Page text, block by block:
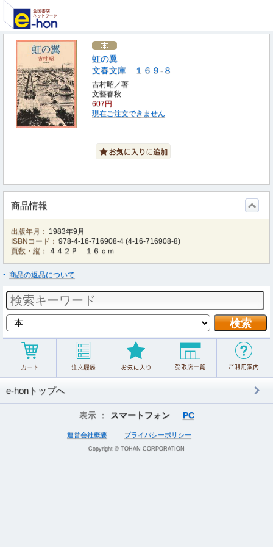
虹の翼
文春文庫 １６９‐８
吉村昭／著
文藝春秋
607円
現在ご注文できません
商品情報
出版年月： 1983年9月
ISBNコード： 978-4-16-716908-4 (4-16-716908-8)
頁数・縦：
４４２Ｐ １６ｃｍ
商品の返品について
e-honトップへ
表示 ： スマートフォン PC
運営会社概要 プライバシーポリシー
Copyright © TOHAN CORPORATION